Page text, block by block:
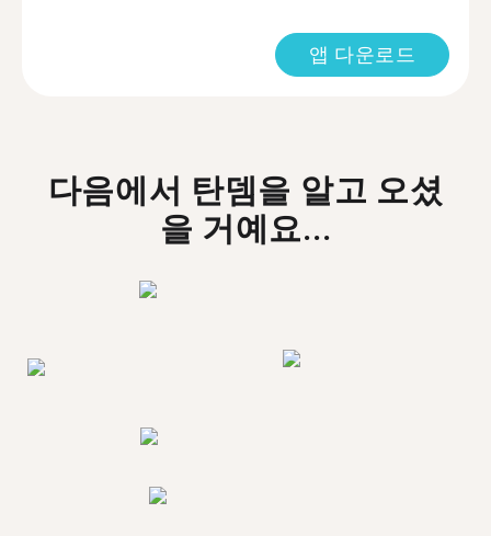
앱 다운로드
다음에서 탄뎀을 알고 오셨
을 거예요...